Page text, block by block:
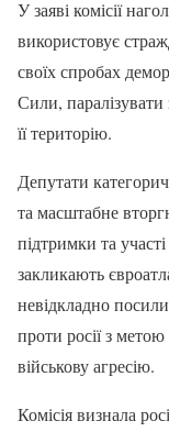
У заяві комісії
використовує
своїх спробах
Сили, паралізувати
її територію.
Депутати
та масштабне
підтримки та
закликають
невідкладно
проти росії з
військову агресію.
Комісія визнала